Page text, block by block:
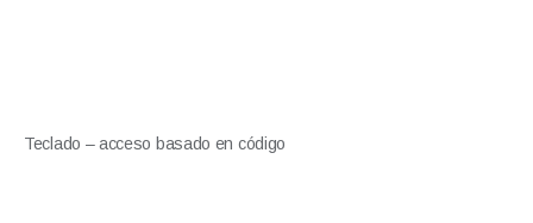
Teclado – acceso basado en código